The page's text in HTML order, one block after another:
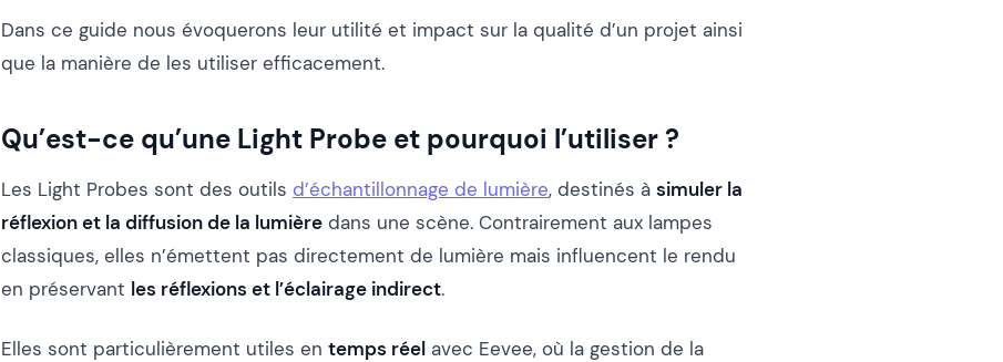
Dans ce guide nous évoquerons leur utilité et impact sur la qualité d’un projet ainsi
que la manière de les utiliser efficacement.
Qu’est-ce qu’une Light Probe et pourquoi l’utiliser ?
Les Light Probes sont des outils d’échantillonnage de lumière, destinés à simuler la
réflexion et la diffusion de la lumière dans une scène. Contrairement aux lampes
classiques, elles n’émettent pas directement de lumière mais influencent le rendu
en préservant les réflexions et l’éclairage indirect.
Elles sont particulièrement utiles en temps réel avec Eevee, où la gestion de la